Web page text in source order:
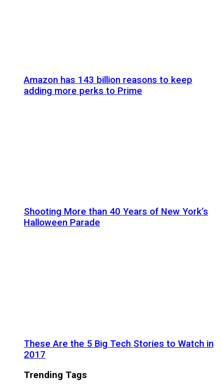
Amazon has 143 billion reasons to keep
adding more perks to Prime
Shooting More than 40 Years of New York’s
Halloween Parade
These Are the 5 Big Tech Stories to Watch in
2017
Trending Tags